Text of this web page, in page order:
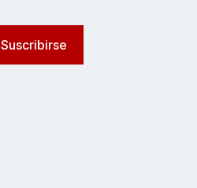
Suscribirse